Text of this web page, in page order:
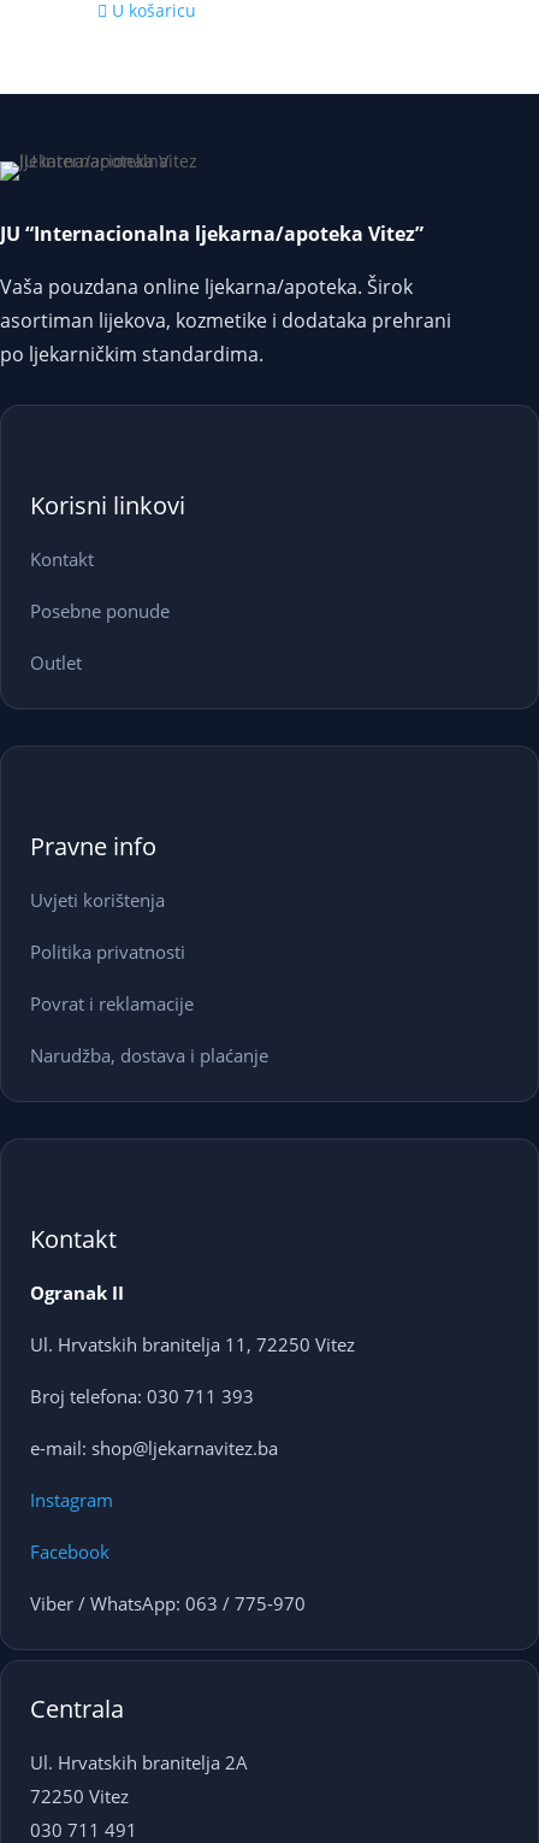
U košaricu
JU “Internacionalna ljekarna/apoteka Vitez”
Vaša pouzdana online ljekarna/apoteka. Širok
asortiman lijekova, kozmetike i dodataka prehrani
po ljekarničkim standardima.
Korisni linkovi
Kontakt
Posebne ponude
Outlet
Pravne info
Uvjeti korištenja
Politika privatnosti
Povrat i reklamacije
Narudžba, dostava i plaćanje
Kontakt
Ogranak II
Ul. Hrvatskih branitelja 11, 72250 Vitez
Broj telefona: 030 711 393
e-mail: shop@ljekarnavitez.ba
Instagram
Facebook
Viber / WhatsApp: 063 / 775-970
Centrala
Ul. Hrvatskih branitelja 2A
72250 Vitez
030 711 491